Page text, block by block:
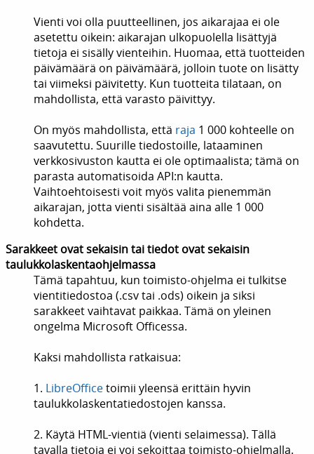
Vienti voi olla puutteellinen, jos aikarajaa ei ole
asetettu oikein: aikarajan ulkopuolella lisättyjä
tietoja ei sisälly vienteihin. Huomaa, että tuotteiden
päivämäärä on päivämäärä, jolloin tuote on lisätty
tai viimeksi päivitetty. Kun tuotteita tilataan, on
mahdollista, että varasto päivittyy.
On myös mahdollista, että raja 1 000 kohteelle on
saavutettu. Suurille tiedostoille, lataaminen
verkkosivuston kautta ei ole optimaalista; tämä on
parasta automatisoida API:n kautta.
Vaihtoehtoisesti voit myös valita pienemmän
aikarajan, jotta vienti sisältää aina alle 1 000
kohdetta.
Sarakkeet ovat sekaisin tai tiedot ovat sekaisin
taulukkolaskentaohjelmassa
Tämä tapahtuu, kun toimisto-ohjelma ei tulkitse
vientitiedostoa (.csv tai .ods) oikein ja siksi
sarakkeet vaihtavat paikkaa. Tämä on yleinen
ongelma Microsoft Officessa.
Kaksi mahdollista ratkaisua:
1. LibreOfficetoimii yleensä erittäin hyvin
taulukkolaskentatiedostojen kanssa.
2. Käytä HTML-vientiä (vienti selaimessa). Tällä
tavalla tietoja ei voi sekoittaa toimisto-ohjelmalla.